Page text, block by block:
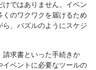
ではありません。イベン
くのワクワクを届けるため
、パズルのようにスケジ
請求書といった手続きか
イベントに必要なツールの